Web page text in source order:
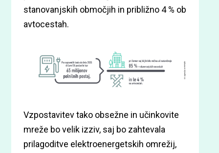
stanovanjskih območjih in približno 4 % ob
avtocestah.
Vzpostavitev tako obsežne in učinkovite
mreže bo velik izziv, saj bo zahtevala
prilagoditve elektroenergetskih omrežij,